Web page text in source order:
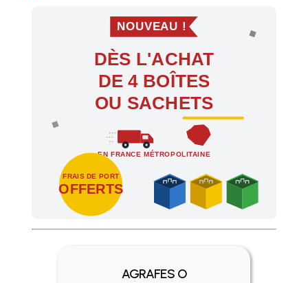
NOUVEAU !
DÈS L'ACHAT
DE 4 BOÎTES
OU SACHETS
EN FRANCE MÉTROPOLITAINE
FRAIS DE PORT
OFFERTS
Profitez des Frais de port offerts en France
AGRAFES O